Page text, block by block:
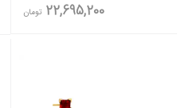
22,695,200 تومان